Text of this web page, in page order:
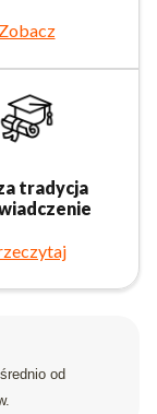
Zobacz
tradycja
od